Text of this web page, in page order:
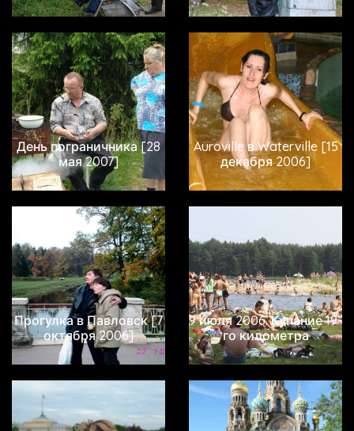
День пограничника [28
мая 2007]
Auroville в Waterville [15
декабря 2006]
Прогулка в Павловск [7
октября 2006]
9 июля 2006. Купание 19-
го километра